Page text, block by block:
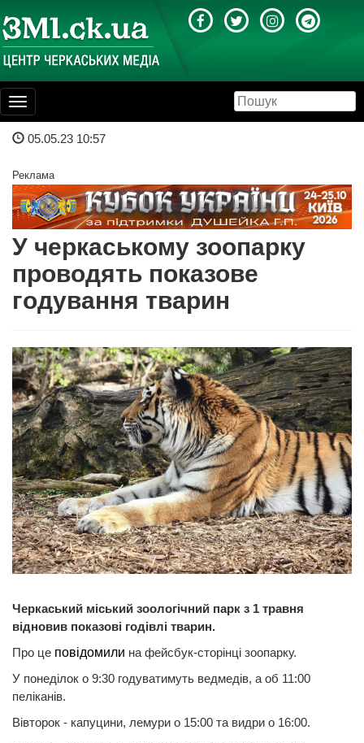
Toggle
navigation
05.05.23 10:57
Реклама
У черкаському зоопарку
проводять показове
годування тварин
Черкаський міський зоологічний парк з 1 травня
відновив показові годівлі тварин.
Про це повідомили на фейсбук-сторінці зоопарку.
У понеділок о 9:30 годуватимуть ведмедів, а об 11:00
пеліканів.
Вівторок - капуцини, лемури о 15:00 та видри о 16:00.